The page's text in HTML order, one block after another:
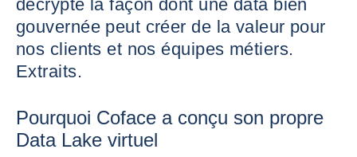
décrypte la façon dont une data bien
gouvernée peut créer de la valeur pour
nos clients et nos équipes métiers.
Extraits.
Pourquoi Coface a conçu son propre
Data Lake virtuel